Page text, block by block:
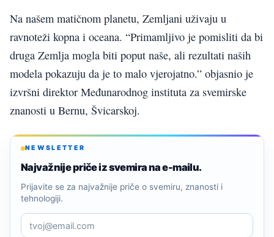
Na našem matičnom planetu, Zemljani uživaju u
ravnoteži kopna i oceana. “Primamljivo je pomisliti da bi
druga Zemlja mogla biti poput naše, ali rezultati naših
modela pokazuju da je to malo vjerojatno.” objasnio je
izvršni direktor Međunarodnog instituta za svemirske
znanosti u Bernu, Švicarskoj.
NEWSLETTER
Najvažnije priče iz svemira na e-mailu.
Prijavite se za najvažnije priče o svemiru, znanosti i
tehnologiji.